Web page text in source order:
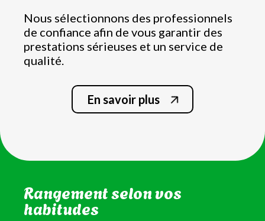
Nous sélectionnons des professionnels
de confiance afin de vous garantir des
prestations sérieuses et un service de
qualité.
En savoir plus
et WC
Rangement selon vos
habitudes